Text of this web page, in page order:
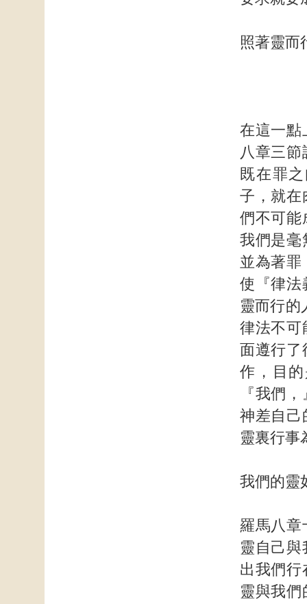
照著靈而
在這一點
八章三
既在罪
子，就在
們不可能
我們是毫
並為著罪
使『律法
靈而行的
律法不可
面遵行了
作，目
『我們
神差自己
靈裏行事
我們的靈
羅馬八章
靈自己
出我們行
靈與我